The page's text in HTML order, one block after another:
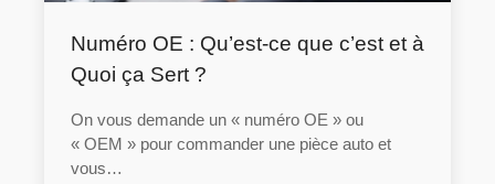
Numéro OE : Qu’est-ce que c’est et à
Quoi ça Sert ?
On vous demande un « numéro OE » ou
« OEM » pour commander une pièce auto et
vous…